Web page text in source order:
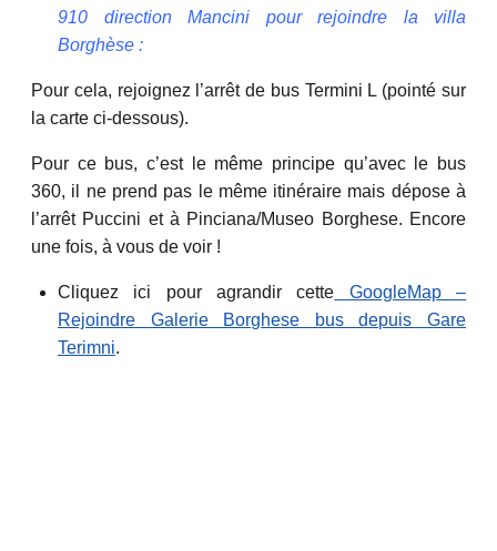
910 direction Mancini pour rejoindre la villa
Borghèse :
Pour cela, rejoignez l’arrêt de bus Termini L (pointé sur
la carte ci-dessous).
Pour ce bus, c’est le même principe qu’avec le bus
360, il ne prend pas le même itinéraire mais dépose à
l’arrêt Puccini et à Pinciana/Museo Borghese. Encore
une fois, à vous de voir !
Cliquez ici pour agrandir cette GoogleMap –
Rejoindre Galerie Borghese bus depuis Gare
Terimni.